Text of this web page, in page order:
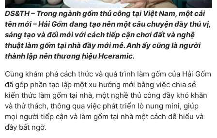
DS&TH – Trong ngành gốm thủ công tại Việt Nam, một cái
tên mới – Hải Gốm đang tạo nên một câu chuyện đầy thú vị,
sáng tạo và đổi mới với cách tiếp cận chơi đất và nghệ
thuật làm gốm tại nhà đầy mới mẻ. Anh ấy cũng là người
thành lập nên thương hiệu Hceramic.
Cùng khám phá cách thức và quá trình làm gốm của Hải Gốm
đã góp phần tạo lập một xu hướng mới bằng việc chia sẻ
kiến thức làm gốm tại nhà, một nghề thủ công đầy khó khăn
và thử thách, thông qua việc phát triển lò nung mini, giúp
mọi người tiếp cận và làm gốm tại nhà một cách dễ hiểu và
đầy bất ngờ.